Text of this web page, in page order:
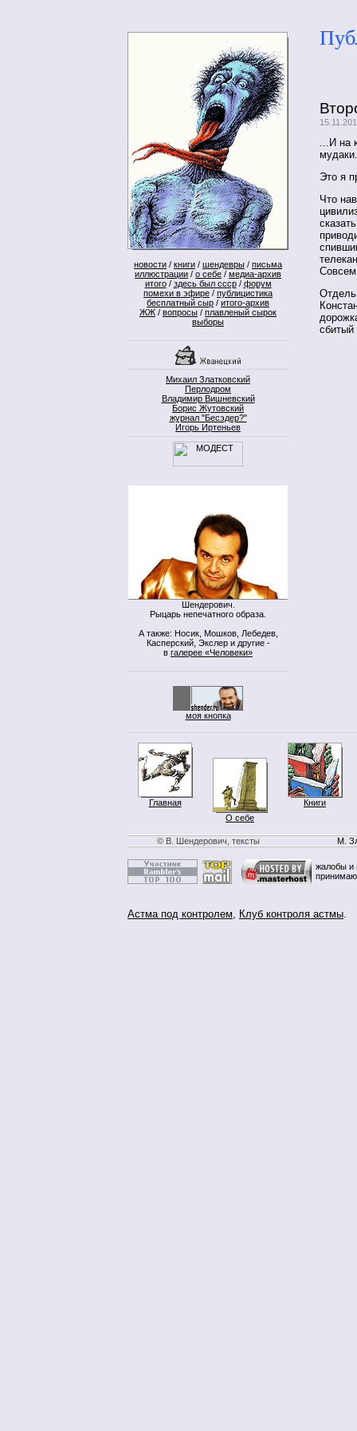
новости / книги / шендевры / письма
иллюстрации / о себе / медиа-архив
итого/ здесь был ссср/ форум
помехи в эфире / публицистика
бесплатный сыр / итого-архив
ЖЖ / вопросы / плавленый сырок
выборы
Михаил Златковский
Перлодром
Владимир Вишневский
Борис Жутовский
журнал "Бесэдер?"
Игорь Иртеньев
Шендерович.
Рыцарь непечатного образа.
А также: Носик, Мошков, Лебедев,
Касперский, Экслер и другие -
в галерее «Человеки»
моя кнопка
...И на
Это я
Что
сбитый
Главная
О себе
Книги
© В. Шендерович, тексты М.
жалобы и
Астма под контролем, Клуб контроля астмы.